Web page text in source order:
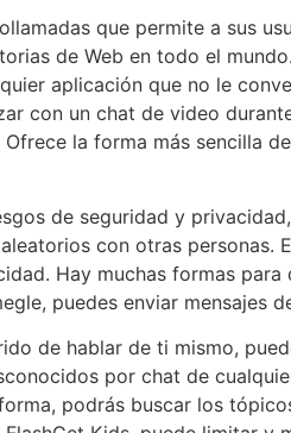
que permite a sus
de Web en todo el
aplicación que no le
con un chat de video
la forma más sencilla
de seguridad y
con otras
Hay muchas formas
puedes enviar
de hablar de ti mismo,
por chat de
podrás buscar los